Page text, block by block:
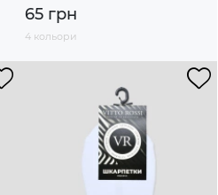
65 грн
4 кольори